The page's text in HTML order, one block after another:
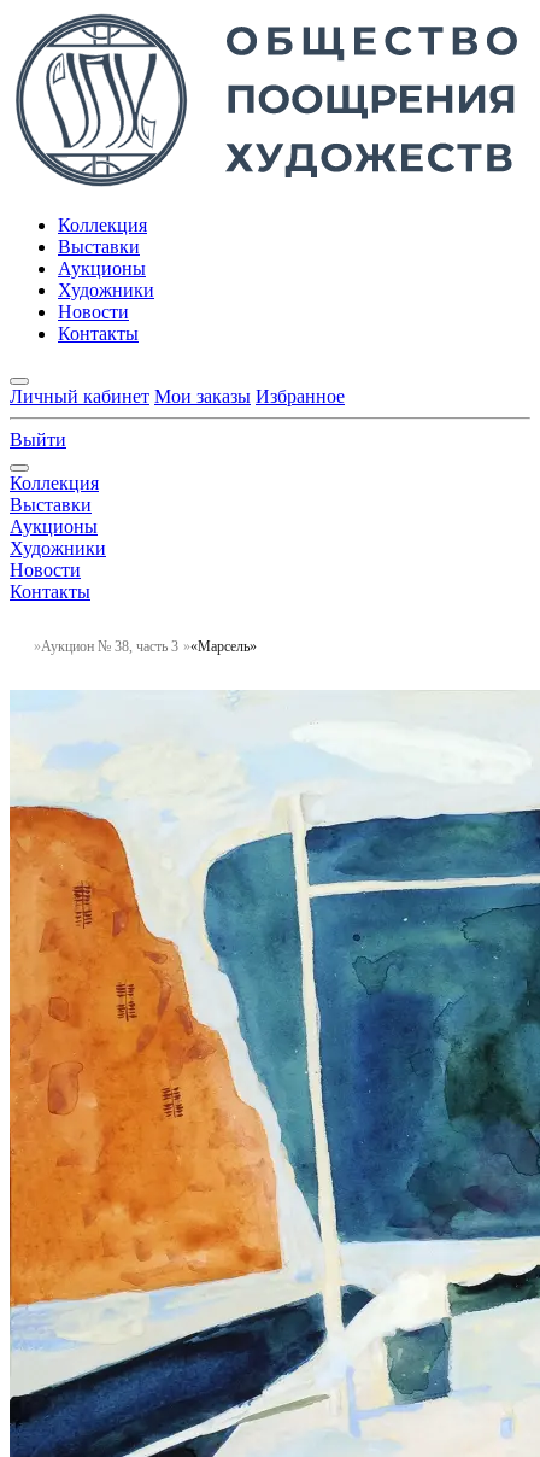
Коллекция
Выставки
Аукционы
Художники
Новости
Контакты
Личный кабинет Мои заказы Избранное
Выйти
Коллекция
Выставки
Аукционы
Художники
Новости
Контакты
Аукцион № 38, часть 3 «Марсель»